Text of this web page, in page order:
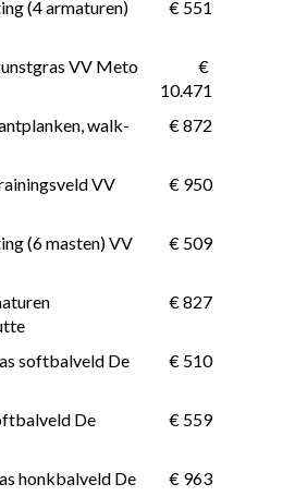
(4 armaturen)
€ 551
VV Meto
10.471
walk-
€ 872
VV
€ 950
(6 masten) VV
€ 509
€ 827
softbalveld De
€ 510
De
€ 559
honkbalveld De
€ 963